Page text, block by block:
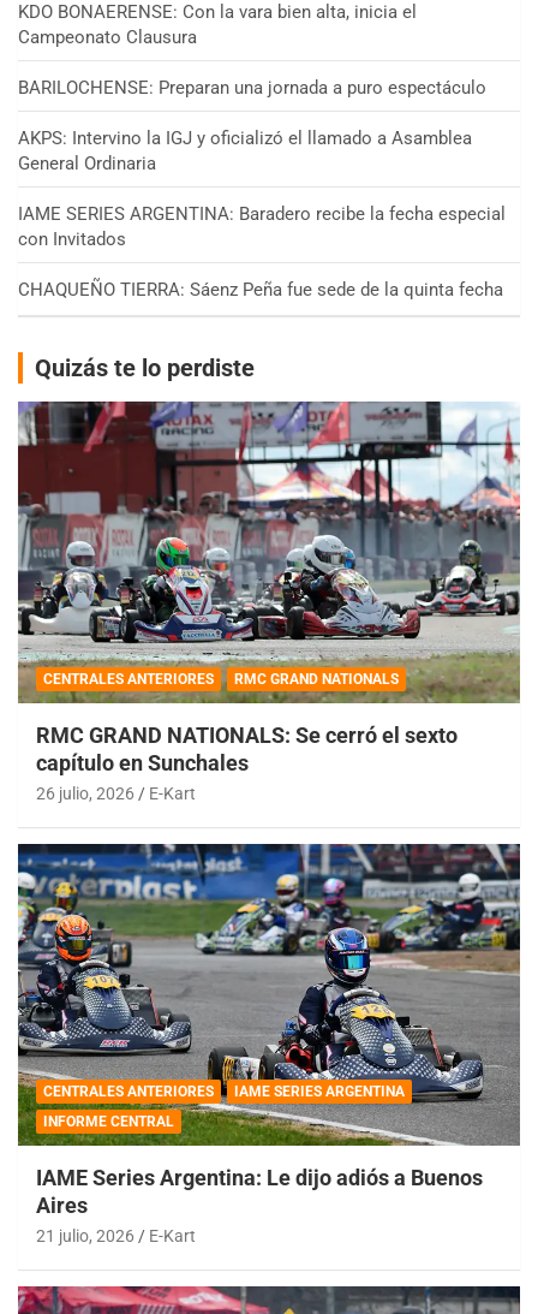
KDO BONAERENSE: Con la vara bien alta, inicia el
Campeonato Clausura
BARILOCHENSE: Preparan una jornada a puro espectáculo
AKPS: Intervino la IGJ y oficializó el llamado a Asamblea
General Ordinaria
IAME SERIES ARGENTINA: Baradero recibe la fecha especial
con Invitados
CHAQUEÑO TIERRA: Sáenz Peña fue sede de la quinta fecha
Quizás te lo perdiste
CENTRALES ANTERIORES RMC GRAND NATIONALS
RMC GRAND NATIONALS: Se cerró el sexto
capítulo en Sunchales
26 julio, 2026 E-Kart
CENTRALES ANTERIORES
IAME SERIES ARGENTINA
INFORME CENTRAL
IAME Series Argentina: Le dijo adiós a Buenos
Aires
21 julio, 2026 E-Kart